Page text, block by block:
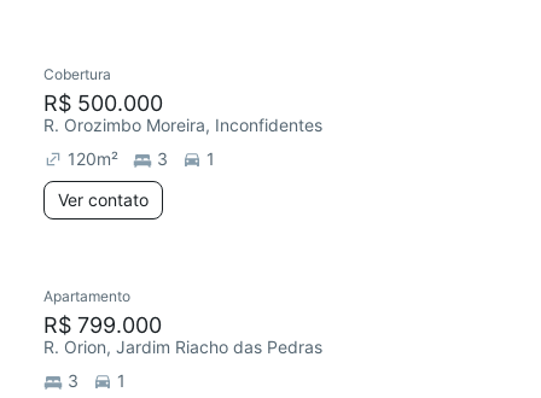
Cobertura
R$ 500.000
R. Orozimbo Moreira, Inconfidentes
120m² 3
1
Ver contato
Apartamento
R$ 799.000
R. Orion, Jardim Riacho das Pedras
3
1